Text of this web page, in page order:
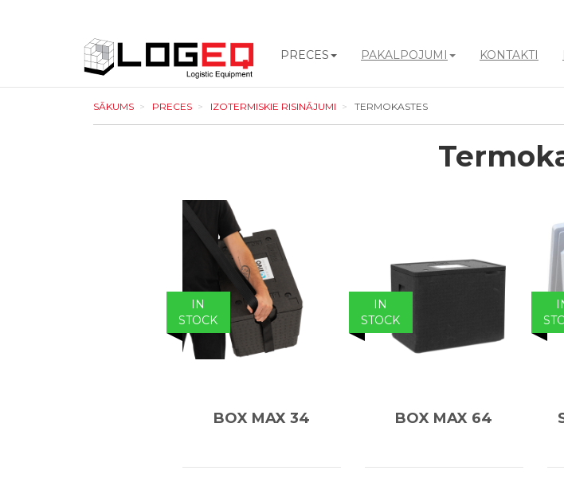
go
PRECES PAKALPOJUMI KONTAKTI
SĀKUMS PRECES IZOTERMISKIE RISINĀJUMI TERMOKASTES
BOX MAX 34
IN
STOCK
BOX MAX 64
IN
STOCK